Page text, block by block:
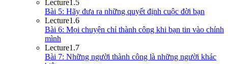
Lecture1.5
Bài 5: Hãy đưa ra những quyết định cuộc đời bạn
Lecture1.6
Bài 6: Mọi chuyện chỉ thành công khi bạn tin vào chính
mình
Lecture1.7
Bài 7: Những người thành công là những người khác